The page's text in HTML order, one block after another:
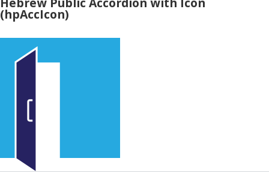
(hpAccIcon)